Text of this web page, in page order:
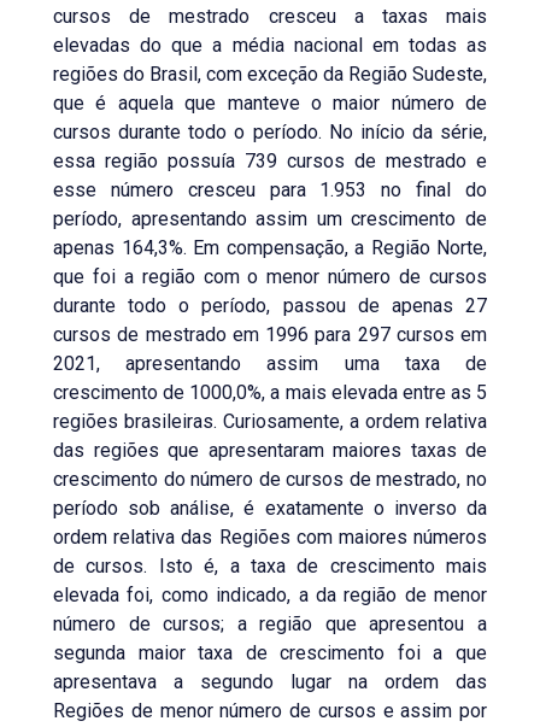
cursos de mestrado cresceu a taxas mais
elevadas do que a média nacional em todas as
regiões do Brasil, com exceção da Região Sudeste,
que é aquela que manteve o maior número de
cursos durante todo o período. No início da série,
essa região possuía 739 cursos de mestrado e
esse número cresceu para 1.953 no final do
período, apresentando assim um crescimento de
apenas 164,3%. Em compensação, a Região Norte,
que foi a região com o menor número de cursos
durante todo o período, passou de apenas 27
cursos de mestrado em 1996 para 297 cursos em
2021, apresentando assim uma taxa de
crescimento de 1000,0%, a mais elevada entre as 5
regiões brasileiras. Curiosamente, a ordem relativa
das regiões que apresentaram maiores taxas de
crescimento do número de cursos de mestrado, no
período sob análise, é exatamente o inverso da
ordem relativa das Regiões com maiores números
de cursos. Isto é, a taxa de crescimento mais
elevada foi, como indicado, a da região de menor
número de cursos; a região que apresentou a
segunda maior taxa de crescimento foi a que
apresentava a segundo lugar na ordem das
Regiões de menor número de cursos e assim por